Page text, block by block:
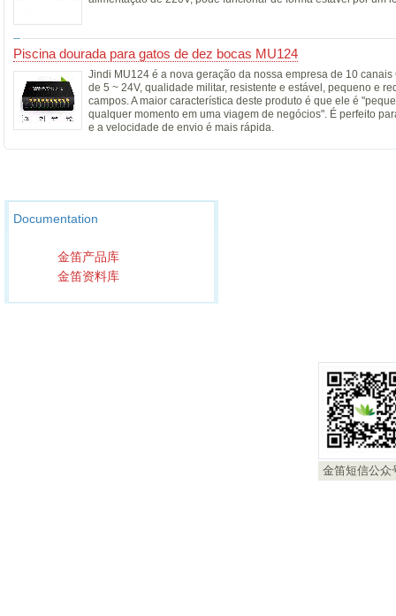
Piscina dourada para gatos de dez bocas MU124
Jindi MU124 é a nova geração da nossa empresa de 10
de 5 ~ 24V, qualidade militar, resistente e estável, pequeno e
campos. A maior característica deste produto é que ele é
qualquer momento em uma viagem de negócios". É perfeito
e a velocidade de envio é mais rápida.
Documentation
金笛产品库
金笛资料库
金笛短信公众